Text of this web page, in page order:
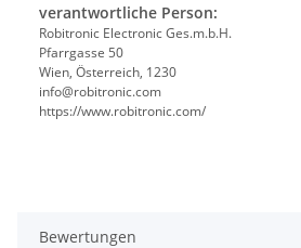
verantwortliche Person:
Robitronic Electronic Ges.m.b.H.
Pfarrgasse 50
Wien, Österreich, 1230
info@robitronic.com
https://www.robitronic.com/
Bewertungen